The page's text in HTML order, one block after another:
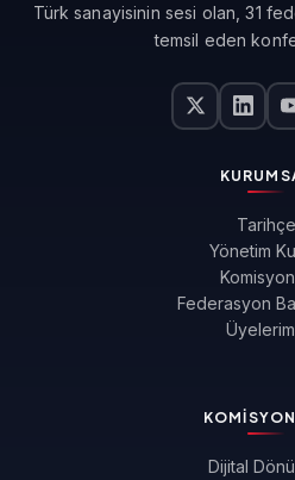
Türk sanayisinin sesi olan, 31
temsil eden
Tarihçe
Yönetim
Federasyon
Dijital